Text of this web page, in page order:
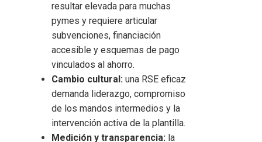
resultar elevada para muchas
pymes y requiere articular
subvenciones, financiación
accesible y esquemas de pago
vinculados al ahorro.
Cambio cultural: una RSE eficaz
demanda liderazgo, compromiso
de los mandos intermedios y la
intervención activa de la plantilla.
Medición y transparencia: la